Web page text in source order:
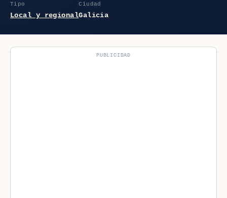
Tipo
Local y regional
Ciudad
Galicia
PUBLICIDAD